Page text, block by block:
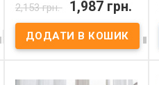

В наявності
Чехол для дивана Arya
полиэстер. Производитель:
2,153 грн. 1,987 грн.
